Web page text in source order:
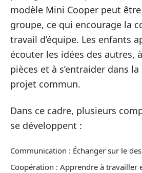
modèle Mini Cooper peut
groupe, ce qui encourage la
travail d’équipe. Les enfants
écouter les idées des autres,
pièces et à s’entraider dans
projet commun.
Dans ce cadre, plusieurs
se développent :
Communication : Échanger sur le
Coopération : Apprendre à travailler